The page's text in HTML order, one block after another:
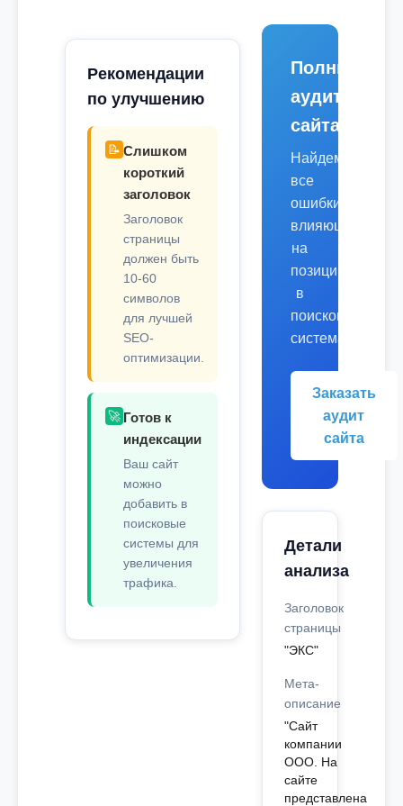
Рекомендации
по улучшению
📝 Слишком
короткий
заголовок
Заголовок
страницы
должен быть
10-60
символов
для лучшей
SEO-
оптимизации.
🚀 Готов к
индексации
Ваш сайт
можно
добавить в
поисковые
системы для
увеличения
трафика.
Полный
аудит
сайта
Найдем
все
ошибки,
влияющие
на
позиции
в
поисковых
системах.
Заказать
аудит
сайта
Детали
анализа
Заголовок
страницы
"ЭКС"
Мета-
описание
"Сайт
компании
ООО. На
сайте
представлена